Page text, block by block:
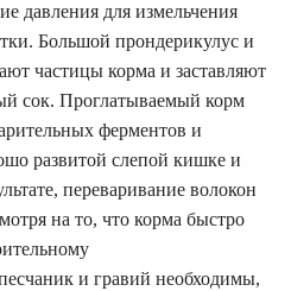
давления для измельчения
Большой прондерикулус и
частицы корма и заставляют
сок. Проглатываемый корм
ферментов и
развитой слепой кишке и
переваривание волокон
на то, что корма быстро
и гравий необходимы,